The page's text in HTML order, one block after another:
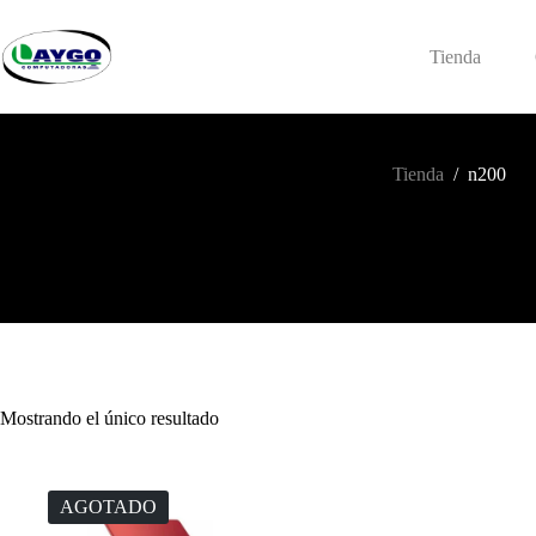
contenido
Tienda
Tienda / n200
Mostrando el único resultado
AGOTADO